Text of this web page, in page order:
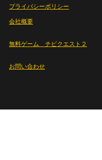
プライバシーポリシー
会社概要
無料ゲーム チビクエスト２
お問い合わせ